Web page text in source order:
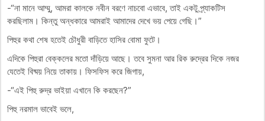
-“না মানে আম্মু, আমরা কালকে নবীন বরণে নাচবো এভাবে, তাই একটু প্র্যাকটিস
করছিলাম। কিন্তু অন্ধকারে আমরাই আমাদের দেখে ভয় পেয়ে গেছি।”
পিহুর কথা শেষ হতেই চৌধুরী বাড়িতে হাসির বোমা ফুটে।
এদিকে পিহুরা বেক্কলের মতো দাঁড়িয়ে আছে। তবে সুমনা আর রিক রুদ্রের দিকে নজর
যেতেই বিষ্ময় নিয়ে তাকায়। ফিসফিস করে জিগায়,
-“এই পিহু রুদ্র ভাইয়া এখানে কি করছেন?”
পিহু নরমাল ভাবেই ভলে,